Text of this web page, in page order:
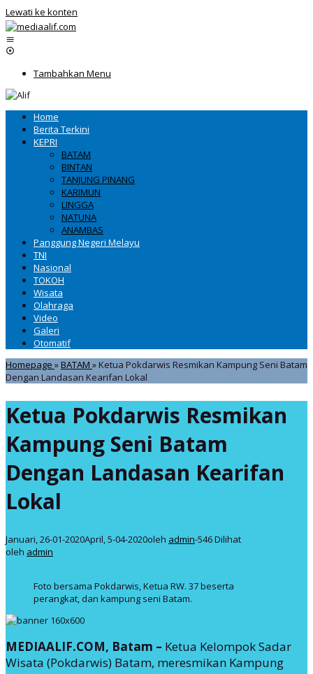
Lewati ke konten
Tambahkan Menu
Home
Berita Terkini
KEPRI
BATAM
BINTAN
TANJUNG PINANG
KARIMUN
LINGGA
NATUNA
ANAMBAS
Panggung Negeri Melayu
TNI
Nasional
TOKOH
Wisata
Olahraga
Video
Galeri
Otomatif
Homepage »BATAM »Ketua Pokdarwis Resmikan Kampung Seni Batam
Dengan Landasan Kearifan Lokal
Ketua Pokdarwis Resmikan
Kampung Seni Batam
Dengan Landasan Kearifan
Lokal
Januari, 26-01-2020April, 5-04-2020oleh admin-546 Dilihat
oleh admin
Foto bersama Pokdarwis, Ketua RW. 37 beserta
perangkat, dan kampung seni Batam.
MEDIAALIF.COM, Batam – Ketua Kelompok Sadar
Wisata (Pokdarwis) Batam, meresmikan Kampung